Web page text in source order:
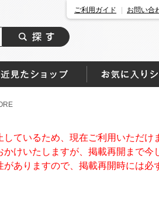
ご利用ガイド お問い合
ているため、現在ご利用いただけ
けいたしますが、掲載再開まで今
ありますので、掲載再開時には必